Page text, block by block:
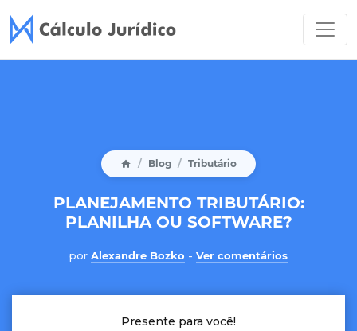
Blog Tributário
PLANEJAMENTO TRIBUTÁRIO:
PLANILHA OU SOFTWARE?
por Alexandre Bozko - Ver comentários
Presente para você!